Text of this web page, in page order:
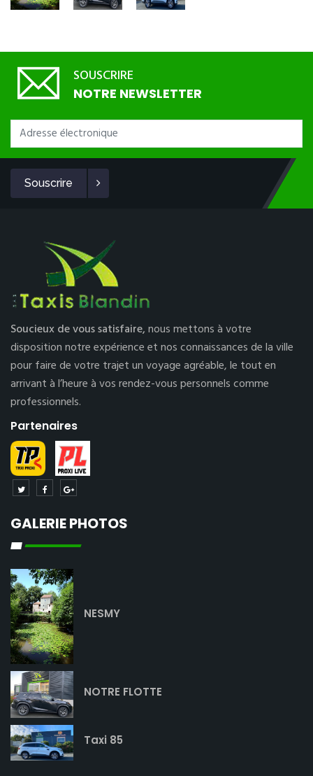
SOUSCRIRE
NOTRE NEWSLETTER
Souscrire
Soucieux de vous satisfaire,nous mettons à votre
disposition notre expérience et nos connaissances de la ville
pour faire de votre trajet un voyage agréable, le tout en
arrivant à l’heure à vos rendez-vous personnels comme
professionnels.
Partenaires
GALERIE PHOTOS
NESMY
NOTRE FLOTTE
Taxi 85